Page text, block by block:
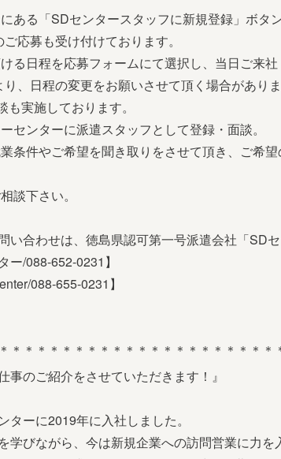
ある「SDセンタースタッフに新規登録」ボタ
も受け付けております。
る日程を応募フォームにて選択し、当日ご来
程の変更をお願いさせて頂く場合があり
施しております。
センターに派遣スタッフとして登録・面談。
やご希望を聞き取りをさせて頂き、ご希望
下さい。
い合わせは、徳島県認可第一号派遣会社「SD
ー/088-652-0231】
088-655-0231】
＊＊＊＊＊＊＊＊＊＊＊＊＊＊＊＊＊＊＊＊＊
事のご紹介をさせていただきます！』
ターに2019年に入社しました。
学びながら、今は新規企業への訪問営業に力を